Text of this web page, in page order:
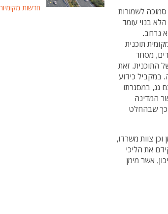
לשמורות
בנוי עומד
תוכנית
מסחר
התוכנית. זאת
המתאר הכללית 2035 של נתניה. במקביל כידוע
גג, במסגרתו
יחידות דיור כאשר המדינה
כך שבהחלט
צוות משרדו,
את הליכי
אשר מימן
חדשות